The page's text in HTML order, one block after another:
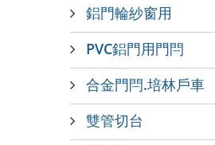
鋁門輪紗窗用
PVC鋁門用門閂
合金門閂.培林戶車
雙管切台